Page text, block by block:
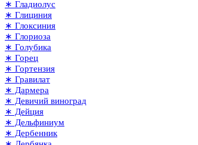
∗ Гладиолус
∗ Глициния
∗ Глоксиния
∗ Глориоза
∗ Голубика
∗ Горец
∗ Гортензия
∗ Гравилат
∗ Дармера
∗ Девичий виноград
∗ Дейция
∗ Дельфиниум
∗ Дербенник